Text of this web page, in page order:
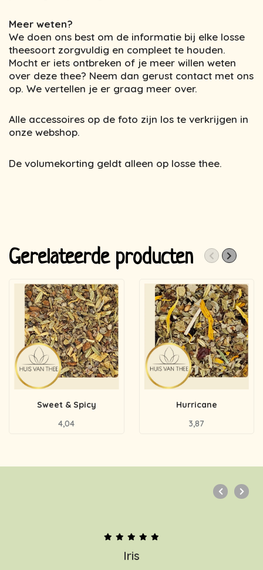
Meer weten?
We doen ons best om de informatie bij elke losse
theesoort zorgvuldig en compleet te houden.
Mocht er iets ontbreken of je meer willen weten
over deze thee? Neem dan gerust contact met ons
op. We vertellen je er graag meer over.
Alle accessoires op de foto zijn los te verkrijgen in
onze webshop.
De volumekorting geldt alleen op losse thee.
Gerelateerde producten
Sweet & Spicy
4,04
Hurricane
3,87
Iris